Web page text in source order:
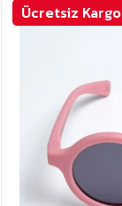
Ücretsiz Kargo